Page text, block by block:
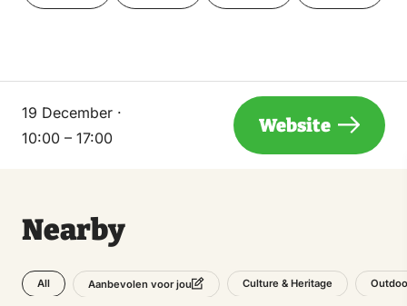
19 December ·
10:00 – 17:00
Website
Nearby
All Aanbevolen voor jou Culture & Heritage